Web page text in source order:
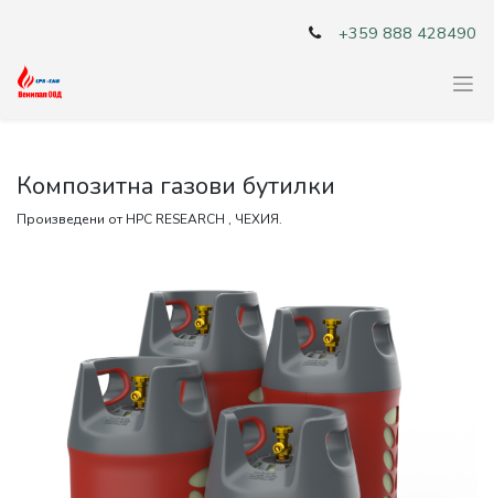
+359 888 428490
Композитна газови бутилки
Произведени от HPC RESEARCH , ЧЕХИЯ.